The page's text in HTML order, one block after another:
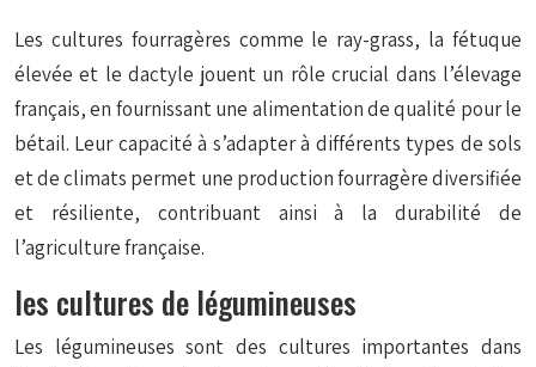
Les cultures fourragères comme le ray-grass, la fétuque
élevée et le dactyle jouent un rôle crucial dans l’élevage
français, en fournissant une alimentation de qualité pour le
bétail. Leur capacité à s’adapter à différents types de sols
et de climats permet une production fourragère diversifiée
et résiliente, contribuant ainsi à la durabilité de
l’agriculture française.
les cultures de légumineuses
Les légumineuses sont des cultures importantes dans